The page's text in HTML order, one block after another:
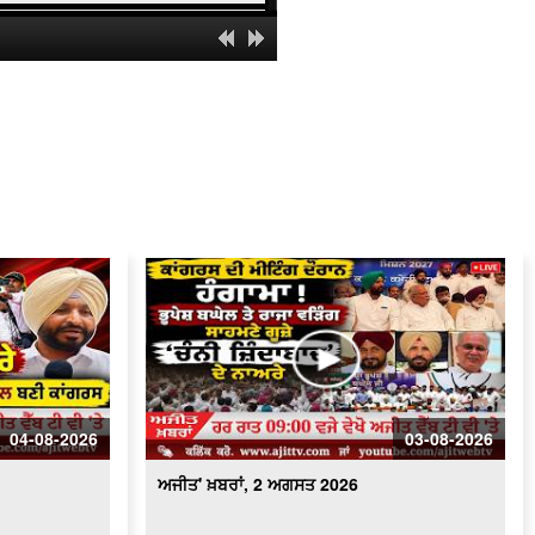
ਅਜੀਤ' ਖ਼ਬਰਾਂ, 28 ਜੁਲਾਈ 2026
ਅਜੀਤ' ਖ਼ਬਰਾਂ, 27 ਜੁਲਾਈ 2026
ਅਜੀਤ' ਖ਼ਬਰਾਂ, 26 ਜੁਲਾਈ 2026
04-08-2026
03-08-2026
ਅਜੀਤ' ਖ਼ਬਰਾਂ, 2 ਅਗਸਤ 2026